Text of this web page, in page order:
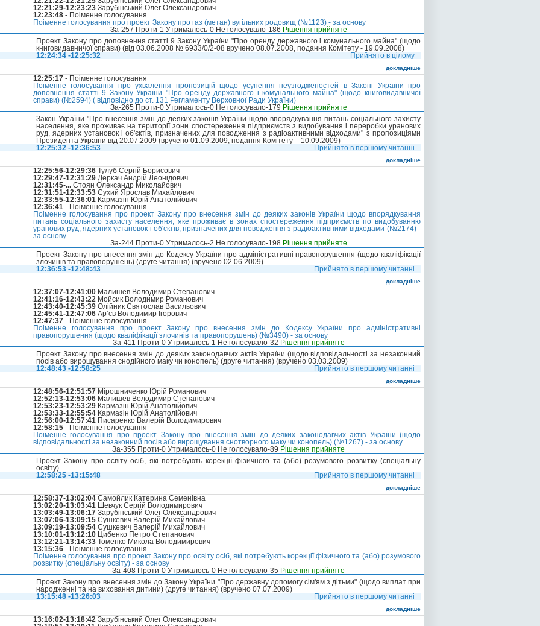
12:21:29-12:23:23 Зарубінський Олег Олександрович
12:23:48 - Поіменне голосування
Поіменне голосування про проект Закону про газ (метан) вугільних родовищ (№1123) - за основу
За-257 Проти-1 Утрималось-0 Не голосувало-186 Рішення прийняте
Проект Закону про доповнення статті 9 Закону України "Про оренду державного і комунального майна" (щодо
книговидавничої справи) (вiд 03.06.2008 № 6933/0/2-08 вручено 08.07.2008, подання Комітету - 19.09.2008)
12:24:34 -12:25:32
Прийнято в цілому
докладніше
12:25:17 - Поіменне голосування
Поіменне голосування про ухвалення пропозицій щодо усунення неузгодженостей в Законі України про
доповнення статті 9 Закону України "Про оренду державного і комунального майна" (щодо книговидавничої
справи) (№2594) ( відповідно до ст. 131 Регламенту Верховної Ради України)
За-265 Проти-0 Утрималось-0 Не голосувало-179 Рішення прийняте
Закон України "Про внесення змін до деяких законів України щодо впорядкування питань соціального захисту
населення, яке проживає на території зони спостереження підприємств з видобування і переробки уранових
руд, ядерних установок і об'єктів, призначених для поводження з радіоактивними відходами" з пропозиціями
Президента України від 20.07.2009 (вручено 01.09.2009, подання Комітету – 10.09.2009)
12:25:32 -12:36:53
Прийнято в першому читанні
докладніше
12:25:56-12:29:36 Тулуб Сергій Борисович
12:29:47-12:31:29 Деркач Андрій Леонідович
12:31:45-... Стоян Олександр Миколайович
12:31:51-12:33:53 Сухий Ярослав Михайлович
12:33:55-12:36:01 Кармазін Юрій Анатолійович
12:36:41 - Поіменне голосування
Поіменне голосування про проект Закону про внесення змін до деяких законів України щодо впорядкування
питань соціального захисту населення, яке проживає в зонах спостереження підприємств по видобуванню
уранових руд, ядерних установок і об'єктів, призначених для поводження з радіоактивними відходами (№2174) -
за основу
За-244 Проти-0 Утрималось-2 Не голосувало-198 Рішення прийняте
Проект Закону про внесення змін до Кодексу України про адміністративні правопорушення (щодо кваліфікації
злочинів та правопорушень) (друге читання) (вручено 02.06.2009)
12:36:53 -12:48:43
Прийнято в першому читанні
докладніше
12:37:07-12:41:00 Малишев Володимир Степанович
12:41:16-12:43:22 Мойсик Володимир Романович
12:43:40-12:45:39 Олійник Святослав Васильович
12:45:41-12:47:06 Ар’єв Володимир Ігорович
12:47:37 - Поіменне голосування
Поіменне голосування про проект Закону про внесення змін до Кодексу України про адміністративні
правопорушення (щодо кваліфікації злочинів та правопорушень) (№3490) - за основу
За-411 Проти-0 Утрималось-1 Не голосувало-32 Рішення прийняте
Проект Закону про внесення змін до деяких законодавчих актів України (щодо відповідальності за незаконний
посів або вирощування снодійного маку чи конопель) (друге читання) (вручено 03.03.2009)
12:48:43 -12:58:25
Прийнято в першому читанні
докладніше
12:48:56-12:51:57 Мірошниченко Юрій Романович
12:52:13-12:53:06 Малишев Володимир Степанович
12:53:23-12:53:29 Кармазін Юрій Анатолійович
12:53:33-12:55:54 Кармазін Юрій Анатолійович
12:56:00-12:57:41 Писаренко Валерій Володимирович
12:58:15 - Поіменне голосування
Поіменне голосування про проект Закону про внесення змін до деяких законодавчих актів України (щодо
відповідальності за незаконний посів або вирощування снотворного маку чи конопель) (№1267) - за основу
За-355 Проти-0 Утрималось-0 Не голосувало-89 Рішення прийняте
Проект Закону про освіту осіб, які потребують корекції фізичного та (або) розумового розвитку (спеціальну
освіту)
12:58:25 -13:15:48
Прийнято в першому читанні
докладніше
12:58:37-13:02:04 Самойлик Катерина Семенівна
13:02:20-13:03:41 Шевчук Сергій Володимирович
13:03:49-13:06:17 Зарубінський Олег Олександрович
13:07:06-13:09:15 Сушкевич Валерій Михайлович
13:09:19-13:09:54 Сушкевич Валерій Михайлович
13:10:01-13:12:10 Цибенко Петро Степанович
13:12:21-13:14:33 Томенко Микола Володимирович
13:15:36 - Поіменне голосування
Поіменне голосування про проект Закону про освіту осіб, які потребують корекції фізичного та (або) розумового
розвитку (спеціальну освіту) - за основу
За-408 Проти-0 Утрималось-0 Не голосувало-35 Рішення прийняте
Проект Закону про внесення змін до Закону України "Про державну допомогу сім'ям з дітьми" (щодо виплат при
народженні та на виховання дитини) (друге читання) (вручено 07.07.2009)
13:15:48 -13:26:03
Прийнято в першому читанні
докладніше
13:16:02-13:18:42 Зарубінський Олег Олександрович